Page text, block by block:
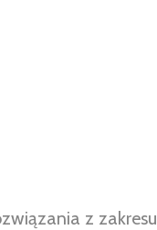
z zakresu